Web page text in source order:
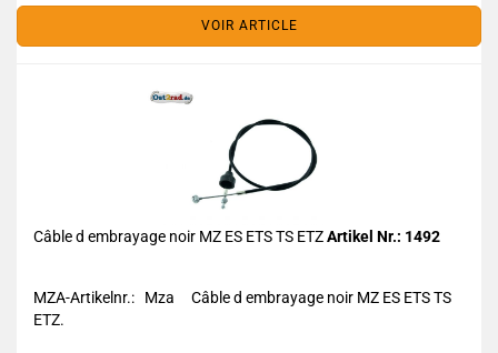
VOIR ARTICLE
Câble d embrayage noir MZ ES ETS TS ETZArtikel Nr.: 1492
MZA-Artikelnr.: Mza Câble d embrayage noir MZ ES ETS TS
ETZ.